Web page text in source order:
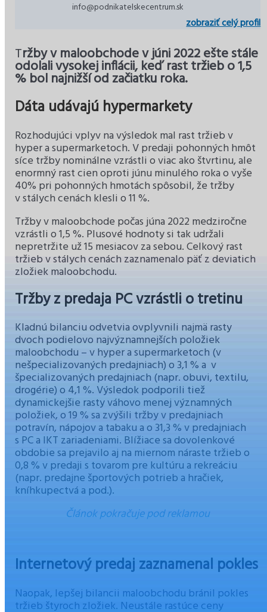
info@podnikatelskecentrum.sk
zobraziť celý profil
Tržby v maloobchode v júni 2022 ešte stále
odolali vysokej inflácii, keď rast tržieb o 1,5
% bol najnižší od začiatku roka.
Dáta udávajú hypermarkety
Rozhodujúci vplyv na výsledok mal rast tržieb v
hyper a supermarketoch. V predaji pohonných hmôt
síce tržby nominálne vzrástli o viac ako štvrtinu, ale
enormný rast cien oproti júnu minulého roka o vyše
40% pri pohonných hmotách spôsobil, že tržby
v stálych cenách klesli o 11 %.
Tržby v maloobchode počas júna 2022 medziročne
vzrástli o 1,5 %. Plusové hodnoty si tak udržali
nepretržite už 15 mesiacov za sebou. Celkový rast
tržieb v stálych cenách zaznamenalo päť z deviatich
zložiek maloobchodu.
Tržby z predaja PC vzrástli o tretinu
Kladnú bilanciu odvetvia ovplyvnili najmä rasty
dvoch podielovo najvýznamnejších položiek
maloobchodu – v hyper a supermarketoch (v
nešpecializovaných predajniach) o 3,1 % a v
špecializovaných predajniach (napr. obuvi, textilu,
drogérie) o 4,1 %. Výsledok podporili tiež
dynamickejšie rasty váhovo menej významných
položiek, o 19 % sa zvýšili tržby v predajniach
potravín, nápojov a tabaku a o 31,3 % v predajniach
s PC a IKT zariadeniami. Blížiace sa dovolenkové
obdobie sa prejavilo aj na miernom náraste tržieb o
0,8 % v predaji s tovarom pre kultúru a rekreáciu
(napr. predajne športových potrieb a hračiek,
kníhkupectvá a pod.).
Článok pokračuje pod reklamou
Internetový predaj zaznamenal pokles
Naopak, lepšej bilancii maloobchodu bránil pokles
tržieb štyroch zložiek. Neustále rastúce ceny